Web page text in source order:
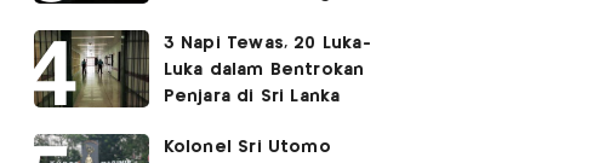
3 Napi Tewas, 20 Luka-
Luka dalam Bentrokan
Penjara di Sri Lanka
Kolonel Sri Utomo